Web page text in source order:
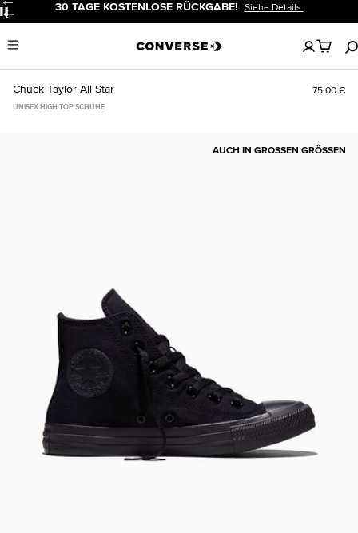
Pause 30 TAGE KOSTENLOSE RÜCKGABE! Siehe Details.
Menu
Keine
artikel
in
Chuck Taylor All Star 75,00 €
UNISEX HIGH TOP SCHUHE
AUCH IN GROSSEN GRÖSSEN